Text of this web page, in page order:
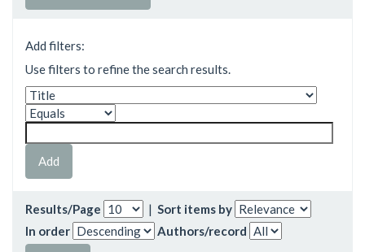
Add filters:
Use filters to refine the search results.
Results/Page | Sort items by
In order
Authors/record